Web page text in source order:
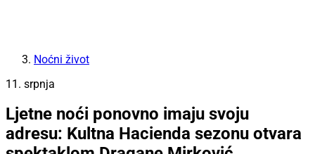
Noćni život
11. srpnja
Ljetne noći ponovno imaju svoju
adresu: Kultna Hacienda sezonu otvara